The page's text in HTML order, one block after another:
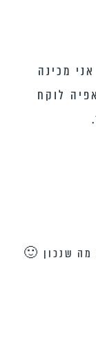
מכינה
לוקח
מה שנכון 🙂